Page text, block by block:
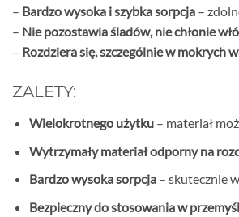
– Bardzo wysoka i szybka sorpcja –
– Nie pozostawia śladów, nie chłonie
– Rozdziera się, szczególnie w mokrych
ZALETY:
Wielokrotnego użytku– materiał
Wytrzymały materiał odporny na
Bardzo wysoka sorpcja– skutecznie
Bezpieczny do stosowania w